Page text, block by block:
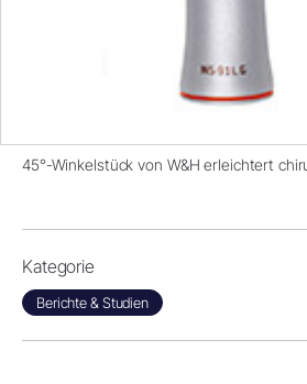
45°-Winkelstück von W&H erleichtert
Kategorie
Berichte & Studien